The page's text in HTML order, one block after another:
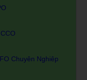
Chuyên Nghiêp